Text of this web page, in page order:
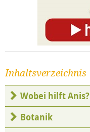
Inhaltsverzeichnis
Wobei hilft Anis?
Botanik